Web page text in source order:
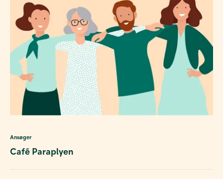
Ansøger
Café Paraplyen